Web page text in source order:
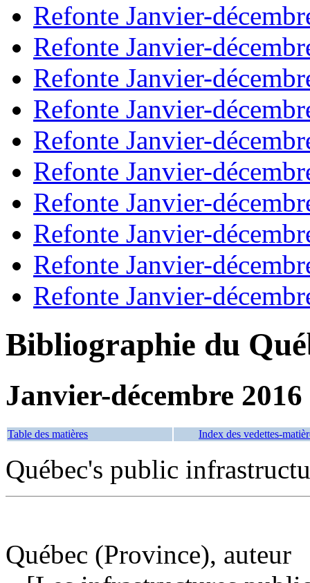
Refonte Janvier-
Refonte Janvier-
Refonte Janvier-
Refonte Janvier-
Refonte Janvier-
Refonte Janvier-
Refonte Janvier-
Refonte Janvier-
Refonte Janvier-
Refonte Janvier-
Bibliographie du
Janvier-décembre 2016
Table des matières Index des vedettes-
Québec's public
Québec (Province), auteur